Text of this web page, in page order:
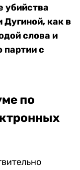
убийства
Дугиной, как в
слова и
партии с
по